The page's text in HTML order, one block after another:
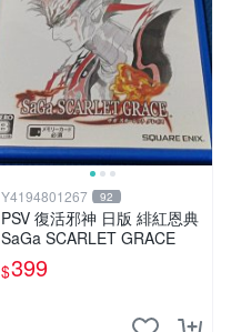
Y4194801267 92
PSV 復活邪神 日版 緋紅恩典
SaGa SCARLET GRACE
$399